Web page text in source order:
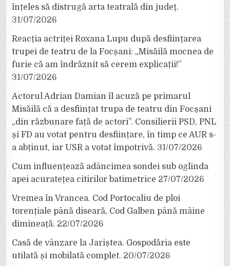
înțeles să distrugă arta teatrală din județ.
31/07/2026
Reacția actriței Roxana Lupu după desființarea
trupei de teatru de la Focșani: „Misăilă mocnea de
furie că am îndrăznit să cerem explicații!”
31/07/2026
Actorul Adrian Damian îl acuză pe primarul
Misăilă că a desființat trupa de teatru din Focșani
„din răzbunare față de actori”. Consilierii PSD, PNL
și FD au votat pentru desființare, în timp ce AUR s-
a abținut, iar USR a votat împotrivă. 31/07/2026
Cum influențează adâncimea sondei sub oglinda
apei acuratețea citirilor batimetrice 27/07/2026
Vremea în Vrancea. Cod Portocaliu de ploi
torențiale până diseară, Cod Galben până mâine
dimineață. 22/07/2026
Casă de vânzare la Jariștea. Gospodăria este
utilată și mobilată complet. 20/07/2026